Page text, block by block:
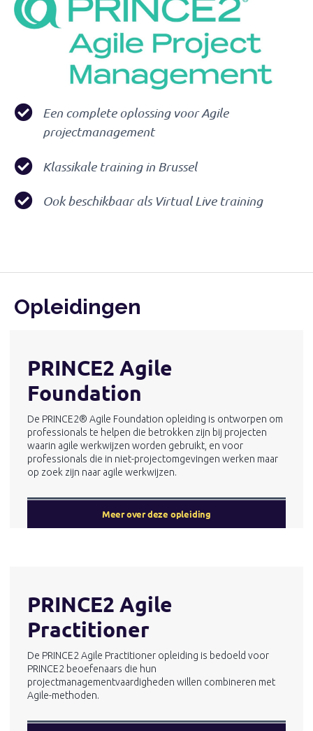
Een complete oplossing voor Agile
projectmanagement
Klassikale training in Brussel
Ook beschikbaar als Virtual Live training
Opleidingen
PRINCE2 Agile
Foundation
De PRINCE2® Agile Foundation opleiding is ontworpen om
professionals te helpen die betrokken zijn bij projecten
waarin agile werkwijzen worden gebruikt, en voor
professionals die in niet-projectomgevingen werken maar
op zoek zijn naar agile werkwijzen.
Meer over deze opleiding
PRINCE2 Agile
Practitioner
De PRINCE2 Agile Practitioner opleiding is bedoeld voor
PRINCE2 beoefenaars die hun
projectmanagementvaardigheden willen combineren met
Agile-methoden.